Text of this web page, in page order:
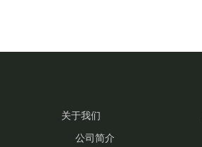
关于我们
公司简介